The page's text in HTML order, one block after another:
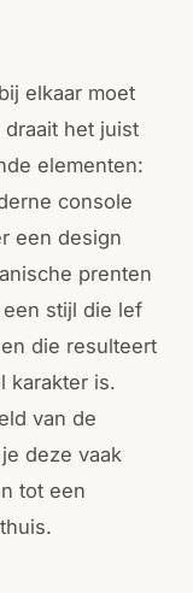
elkaar moet
het juist
elementen:
console
een design
prenten
stijl die lef
die resulteert
karakter is.
van de
deze vaak
tot een